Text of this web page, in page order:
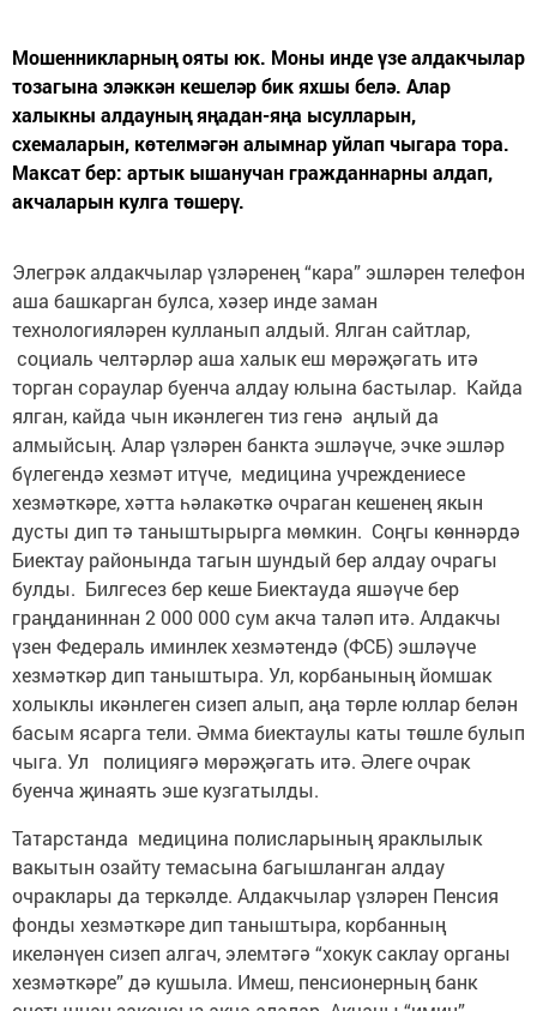
Мошенникларның ояты юк. Моны инде үзе алдакчылар
тозагына эләккән кешеләр бик яхшы белә. Алар
халыкны алдауның яңадан-яңа ысулларын,
схемаларын, көтелмәгән алымнар уйлап чыгара тора.
Максат бер: артык ышанучан гражданнарны алдап,
акчаларын кулга төшерү.
Элегрәк алдакчылар үзләренең “кара” эшләрен телефон
аша башкарган булса, хәзер инде заман
технологияләрен кулланып алдый. Ялган сайтлар,
социаль челтәрләр аша халык еш мөрәҗәгать итә
торган сораулар буенча алдау юлына бастылар. Кайда
ялган, кайда чын икәнлеген тиз генә аңлый да
алмыйсың. Алар үзләрен банкта эшләүче, эчке эшләр
бүлегендә хезмәт итүче, медицина учреждениесе
хезмәткәре, хәтта һәлакәткә очраган кешенең якын
дусты дип тә таныштырырга мөмкин. Соңгы көннәрдә
Биектау районында тагын шундый бер алдау очрагы
булды. Билгесез бер кеше Биектауда яшәүче бер
граңданиннан 2 000 000 сум акча таләп итә. Алдакчы
үзен Федераль иминлек хезмәтендә (ФСБ) эшләүче
хезмәткәр дип таныштыра. Ул, корбанының йомшак
холыклы икәнлеген сизеп алып, аңа төрле юллар белән
басым ясарга тели. Әмма биектаулы каты төшле булып
чыга. Ул полициягә мөрәҗәгать итә. Әлеге очрак
буенча җинаять эше кузгатылды.
Татарстанда медицина полисларының яраклылык
вакытын озайту темасына багышланган алдау
очраклары да теркәлде. Алдакчылар үзләрен Пенсия
фонды хезмәткәре дип таныштыра, корбанның
икеләнүен сизеп алгач, элемтәгә “хокук саклау органы
хезмәткәре” дә кушыла. Имеш, пенсионерның банк